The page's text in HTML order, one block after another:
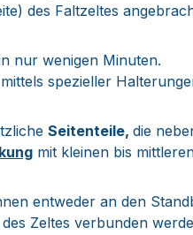
des Faltzeltes
nur wenigen Minuten.
spezieller
Seitenteile, die
mit kleinen bis
entweder an den
Zeltes verbunden